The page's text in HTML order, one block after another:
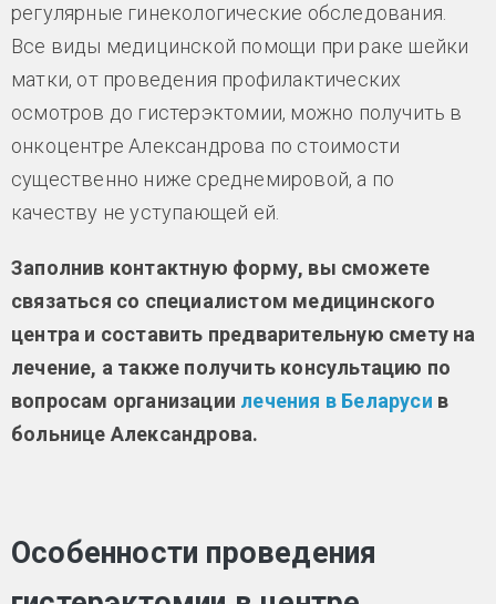
регулярные гинекологические обследования.
Все виды медицинской помощи при раке шейки
матки, от проведения профилактических
осмотров до гистерэктомии, можно получить в
онкоцентре Александрова по стоимости
существенно ниже среднемировой, а по
качеству не уступающей ей.
Заполнив контактную форму, вы сможете
связаться со специалистом медицинского
центра и составить предварительную смету на
лечение, а также получить консультацию по
вопросам организации лечения в Беларуси в
больнице Александрова.
Особенности проведения